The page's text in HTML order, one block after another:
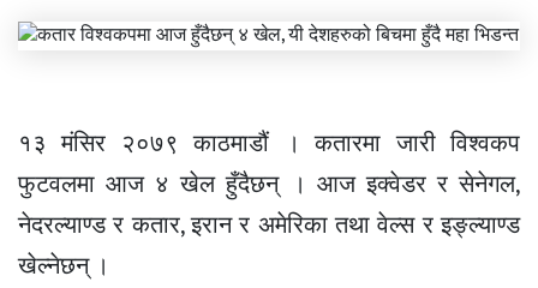
१३ मंसिर २०७९ काठमाडौं । कतारमा जारी विश्वकप
फुटवलमा आज ४ खेल हुँदैछन् । आज इक्वेडर र सेनेगल,
नेदरल्याण्ड र कतार, इरान र अमेरिका तथा वेल्स र इङ्ल्याण्ड
खेल्नेछन् ।